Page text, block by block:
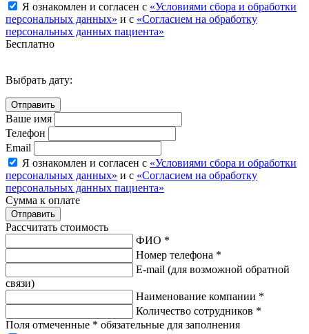
Я ознакомлен и согласен с «Условиями сбора и обработки
персональных данных» и с «Согласием на обработку
персональных данных пациента»
Бесплатно
Выбрать дату:
Ваше имя
Телефон
Email
Я ознакомлен и согласен с «Условиями сбора и обработки
персональных данных» и с «Согласием на обработку
персональных данных пациента»
Сумма к оплате
Рассчитать стоимость
ФИО *
Номер телефона *
E-mail (для возможной обратной
связи)
Наименование компании *
Количество сотрудников *
Поля отмеченные * обязательные для заполнения